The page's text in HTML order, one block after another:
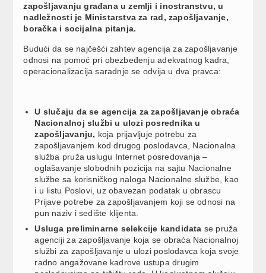
zapošljavanju građana u zemlji i inostranstvu, u
nadležnosti je Ministarstva za rad, zapošljavanje,
boračka i socijalna pitanja.
Budući da se najčešći zahtev agencija za zapošljavanje
odnosi na pomoć pri obezbeđenju adekvatnog kadra,
operacionalizacija saradnje se odvija u dva pravca:
U slučaju da se agencija za zapošljavanje obraća
Nacionalnoj službi u ulozi posrednika u
zapošljavanju, koja prijavljuje potrebu za
zapošljavanjem kod drugog poslodavca, Nacionalna
služba pruža uslugu Internet posredovanja –
oglašavanje slobodnih pozicija na sajtu Nacionalne
službe sa korisničkog naloga Nacionalne službe, kao
i u listu Poslovi, uz obavezan podatak u obrascu
Prijave potrebe za zapošljavanjem koji se odnosi na
pun naziv i sedište klijenta.
Usluga preliminarne selekcije kandidata se pruža
agenciji za zapošljavanje koja se obraća Nacionalnoj
službi za zapošljavanje u ulozi poslodavca koja svoje
radno angažovane kadrove ustupa drugim